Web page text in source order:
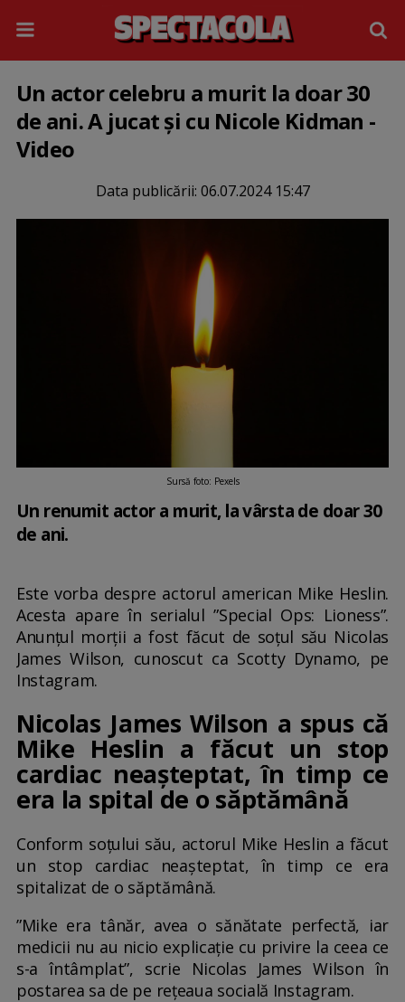
Un actor celebru a murit la doar 30
de ani. A jucat și cu Nicole Kidman -
Video
Data publicării: 06.07.2024 15:47
Sursă foto: Pexels
Un renumit actor a murit, la vârsta de doar 30
de ani.
Este vorba despre actorul american Mike Heslin.
Acesta apare în serialul ”Special Ops: Lioness”.
Anunțul morții a fost făcut de soţul său Nicolas
James Wilson, cunoscut ca Scotty Dynamo, pe
Instagram.
Nicolas James Wilson a spus că
Mike Heslin a făcut un stop
cardiac neașteptat, în timp ce
era la spital de o săptămână
Conform soţului său, actorul Mike Heslin a făcut
un stop cardiac neaşteptat, în timp ce era
spitalizat de o săptămână.
”Mike era tânăr, avea o sănătate perfectă, iar
medicii nu au nicio explicaţie cu privire la ceea ce
s-a întâmplat”, scrie Nicolas James Wilson în
postarea sa de pe rețeaua socială Instagram.